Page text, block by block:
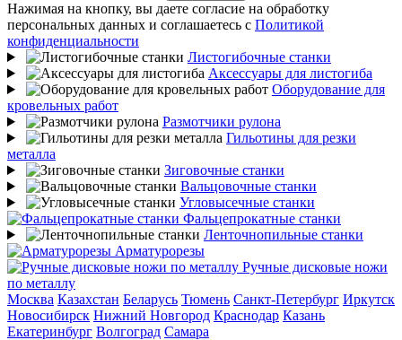
Нажимая на кнопку, вы даете согласие на обработку
персональных данных и соглашаетесь с Политикой
конфиденциальности
Листогибочные станки
Аксессуары для листогиба
Оборудование для
кровельных работ
Размотчики рулона
Гильотины для резки
металла
Зиговочные станки
Вальцовочные станки
Угловысечные станки
Фальцепрокатные станки
Ленточнопильные станки
Арматурорезы
Ручные дисковые ножи
по металлу
Москва Казахстан Беларусь Тюмень Санкт-Петербург Иркутск
Новосибирск Нижний Новгород Краснодар Казань
Екатеринбург Волгоград Самара